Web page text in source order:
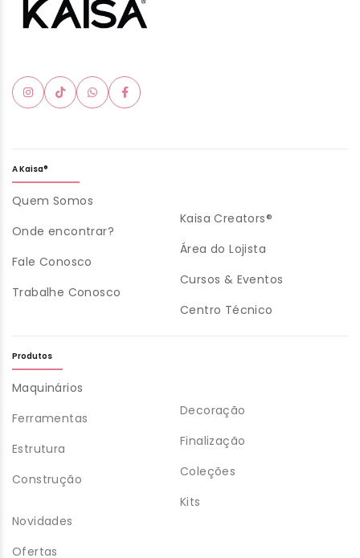
A Kaisa®
Quem Somos
Onde encontrar?
Fale Conosco
Trabalhe Conosco
Kaisa Creators®
Área do Lojista
Cursos & Eventos
Centro Técnico
Produtos
Maquinários
Ferramentas
Estrutura
Construção
Decoração
Finalização
Coleções
Kits
Novidades
Ofertas